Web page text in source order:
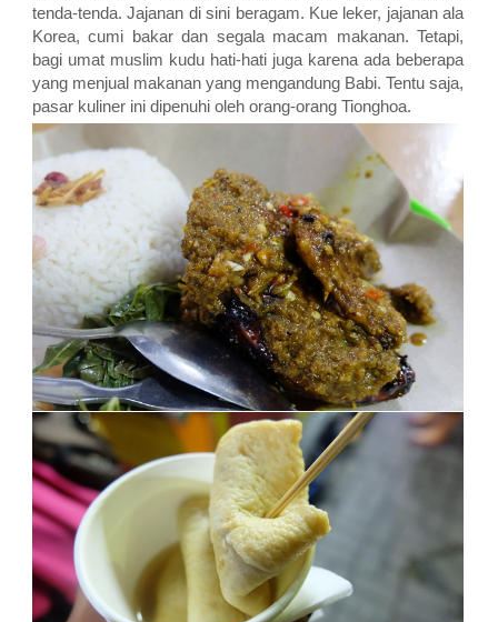
tenda-tenda. Jajanan di sini beragam. Kue leker, jajanan ala
Korea, cumi bakar dan segala macam makanan. Tetapi,
bagi umat muslim kudu hati-hati juga karena ada beberapa
yang menjual makanan yang mengandung Babi. Tentu saja,
pasar kuliner ini dipenuhi oleh orang-orang Tionghoa.